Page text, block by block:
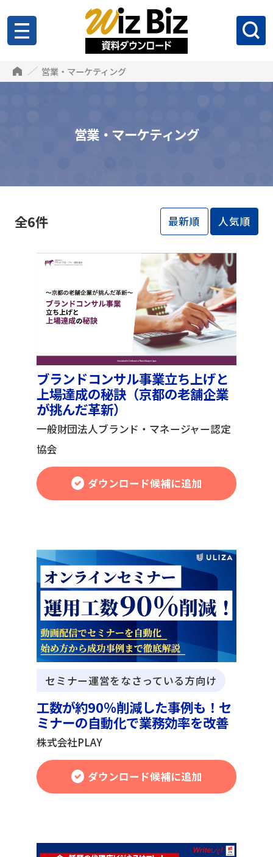
営業・マーケティング
営業・マーケティング
全6件 最新順 人気順
ブランドコンサル事業立ち上げと
上場達成の秘訣（京都の老舗企業
が挑んだ革新）
一般財団法人ブランド・マネージャー認定
協会
ダウンロード候補に追加
セミナー運営をなさっている方向け
工数が約90％削減した事例も！セ
ミナーの自動化で業務効率を改善
株式会社PLAY
ダウンロード候補に追加